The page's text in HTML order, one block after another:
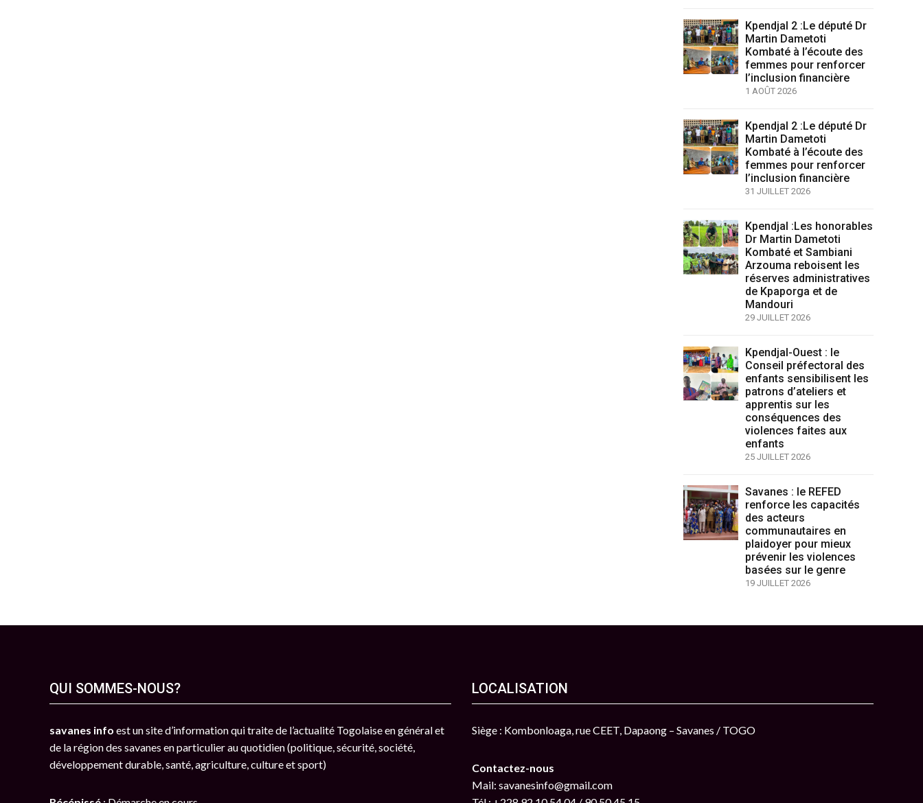
Kpendjal 2 :Le député Dr
Martin Dametoti
Kombaté à l’écoute des
femmes pour renforcer
l’inclusion financière
1 AOÛT 2026
Kpendjal 2 :Le député Dr
Martin Dametoti
Kombaté à l’écoute des
femmes pour renforcer
l’inclusion financière
31 JUILLET 2026
Kpendjal :Les honorables
Dr Martin Dametoti
Kombaté et Sambiani
Arzouma reboisent les
réserves administratives
de Kpaporga et de
Mandouri
29 JUILLET 2026
Kpendjal-Ouest : le
Conseil préfectoral des
enfants sensibilisent les
patrons d’ateliers et
apprentis sur les
conséquences des
violences faites aux
enfants
25 JUILLET 2026
Savanes : le REFED
renforce les capacités
des acteurs
communautaires en
plaidoyer pour mieux
prévenir les violences
basées sur le genre
19 JUILLET 2026
QUI SOMMES-NOUS?
savanes info est un site d’information qui traite de l’actualité Togolaise en général et
de la région des savanes en particulier au quotidien (politique, sécurité, société,
développement durable, santé, agriculture, culture et sport)
LOCALISATION
Siège : Kombonloaga, rue CEET, Dapaong – Savanes / TOGO
Contactez-nous
Mail: savanesinfo@gmail.com